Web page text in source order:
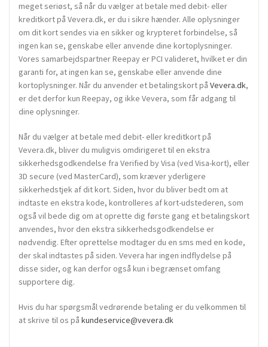
meget seriøst, så når du vælger at betale med debit- eller
kreditkort på Vevera.dk, er du i sikre hænder. Alle oplysninger
om dit kort sendes via en sikker og krypteret forbindelse, så
ingen kan se, genskabe eller anvende dine kortoplysninger.
Vores samarbejdspartner Reepay er PCI valideret, hvilket er din
garanti for, at ingen kan se, genskabe eller anvende dine
kortoplysninger. Når du anvender et betalingskort på Vevera.dk,
er det derfor kun Reepay, og ikke Vevera, som får adgang til
dine oplysninger.
Når du vælger at betale med debit- eller kreditkort på
Vevera.dk, bliver du muligvis omdirigeret til en ekstra
sikkerhedsgodkendelse fra Verified by Visa (ved Visa-kort), eller
3D secure (ved MasterCard), som kræver yderligere
sikkerhedstjek af dit kort. Siden, hvor du bliver bedt om at
indtaste en ekstra kode, kontrolleres af kort-udstederen, som
også vil bede dig om at oprette dig første gang et betalingskort
anvendes, hvor den ekstra sikkerhedsgodkendelse er
nødvendig. Efter oprettelse modtager du en sms med en kode,
der skal indtastes på siden. Vevera har ingen indflydelse på
disse sider, og kan derfor også kun i begrænset omfang
supportere dig.
Hvis du har spørgsmål vedrørende betaling er du velkommen til
at skrive til os på kundeservice@vevera.dk